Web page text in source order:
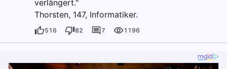
verlängert."
Thorsten, 147, Informatiker.
516 82 7 1196